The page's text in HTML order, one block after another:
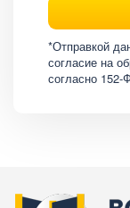
*Отправкой
согласие на
согласно 152-